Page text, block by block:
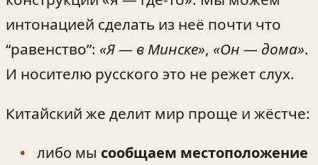
интонацией сделать из неё почти что
“равенство”: «Я — в Минске», «Он — дома».
И носителю русского это не режет слух.
Китайский же делит мир проще и жёстче:
либо мы сообщаем местоположение